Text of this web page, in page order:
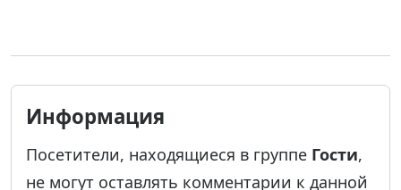
Информация
Посетители, находящиеся в группе Гости,
не могут оставлять комментарии к данной